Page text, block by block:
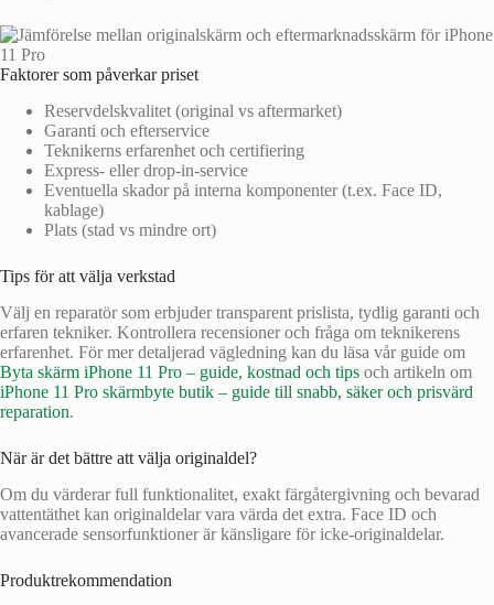
Faktorer som påverkar priset
Reservdelskvalitet (original vs aftermarket)
Garanti och efterservice
Teknikerns erfarenhet och certifiering
Express- eller drop‑in‑service
Eventuella skador på interna komponenter (t.ex. Face ID,
kablage)
Plats (stad vs mindre ort)
Tips för att välja verkstad
Välj en reparatör som erbjuder transparent prislista, tydlig garanti och
erfaren tekniker. Kontrollera recensioner och fråga om teknikerens
erfarenhet. För mer detaljerad vägledning kan du läsa vår guide om
Byta skärm iPhone 11 Pro – guide, kostnad och tips och artikeln om
iPhone 11 Pro skärmbyte butik – guide till snabb, säker och prisvärd
reparation.
När är det bättre att välja originaldel?
Om du värderar full funktionalitet, exakt färgåtergivning och bevarad
vattentäthet kan originaldelar vara värda det extra. Face ID och
avancerade sensorfunktioner är känsligare för icke-originaldelar.
Produktrekommendation